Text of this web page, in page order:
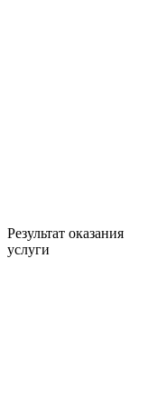
Результат оказания
услуги